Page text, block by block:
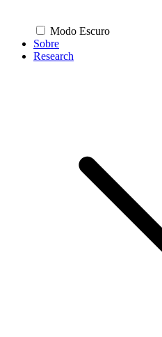
Modo Escuro
Sobre
Research